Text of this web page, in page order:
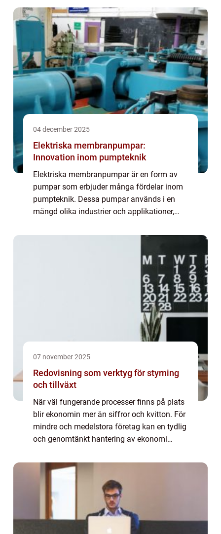
räcker det inte längre med tröjor och
kakbur...
04 december 2025
Elektriska membranpumpar:
Innovation inom pumpteknik
Elektriska membranpumpar är en form av
pumpar som erbjuder många fördelar inom
pumpteknik. Dessa pumpar används i en
mängd olika industrier och applikationer,
populärt va...
07 november 2025
Redovisning som verktyg för styrning
och tillväxt
När väl fungerande processer finns på plats
blir ekonomin mer än siffror och kvitton. För
mindre och medelstora företag kan en tydlig
och genomtänkt hantering av ekonomi